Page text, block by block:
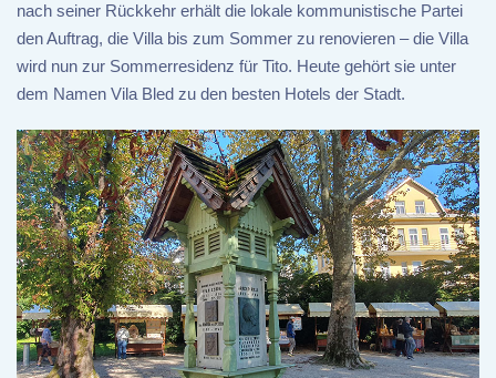
nach seiner Rückkehr erhält die lokale kommunistische Partei
den Auftrag, die Villa bis zum Sommer zu renovieren – die Villa
wird nun zur Sommerresidenz für Tito. Heute gehört sie unter
dem Namen Vila Bled zu den besten Hotels der Stadt.